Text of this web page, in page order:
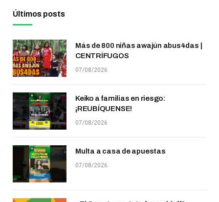
Últimos posts
Más de 800 niñas awajún abus4das |
CENTRÍFUGOS
07/08/2026
Keiko a familias en riesgo:
¡REUBÍQUENSE!
07/08/2026
Multa a casa de apuestas
07/08/2026